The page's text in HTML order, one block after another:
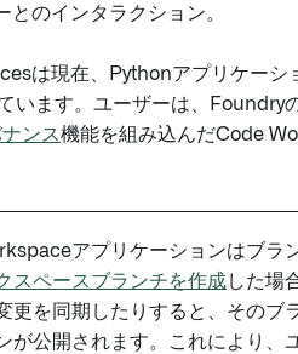
とのインタラクション。
は現在、Pythonアプリケーシ
います。ユーザーは、Foundry
ンス機能を組み込んだCode
アプリケーションはブラ
スペースブランチを作成した場
更を同期したりすると、そのブ
が公開されます。これにより、